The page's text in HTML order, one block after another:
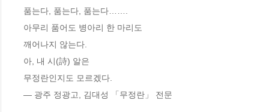
품는다, 품는다, 품는다…….
아무리 품어도 병아리 한 마리도
깨어나지 않는다.
아, 내 시(詩) 알은
무정란인지도 모르겠다.
― 광주 정광고, 김대성 「무정란」 전문